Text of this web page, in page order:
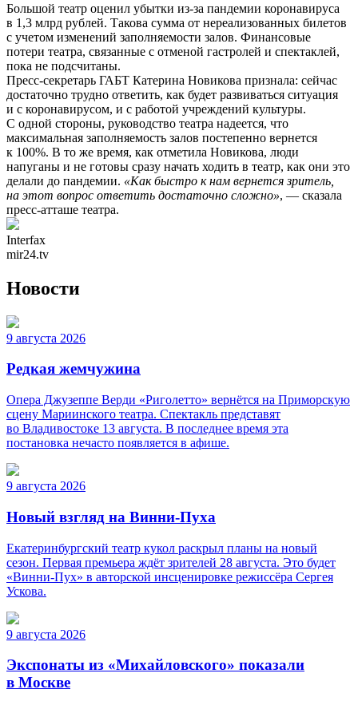
Большой театр оценил убытки из-за пандемии коронавируса
в 1,3 млрд рублей. Такова сумма от нереализованных билетов
с учетом изменений заполняемости залов. Финансовые
потери театра, связанные с отменой гастролей и спектаклей,
пока не подсчитаны.
Пресс-секретарь ГАБТ Катерина Новикова признала: сейчас
достаточно трудно ответить, как будет развиваться ситуация
и с коронавирусом, и с работой учреждений культуры.
С одной стороны, руководство театра надеется, что
максимальная заполняемость залов постепенно вернется
к 100%. В то же время, как отметила Новикова, люди
напуганы и не готовы сразу начать ходить в театр, как они это
делали до пандемии. «Как быстро к нам вернется зритель,
на этот вопрос ответить достаточно сложно», — сказала
пресс-атташе театра.
Interfax
mir24.tv
Новости
9 августа 2026
Редкая жемчужина
Опера Джузеппе Верди «Риголетто» вернётся на Приморскую
сцену Мариинского театра. Спектакль представят
во Владивостоке 13 августа. В последнее время эта
постановка нечасто появляется в афише.
9 августа 2026
Новый взгляд на Винни-Пуха
Екатеринбургский театр кукол раскрыл планы на новый
сезон. Первая премьера ждёт зрителей 28 августа. Это будет
«Винни-Пух» в авторской инсценировке режиссёра Сергея
Ускова.
9 августа 2026
Экспонаты из «Михайловского» показали
в Москве